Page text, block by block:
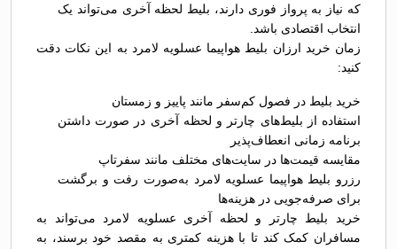
که نیاز به پرواز فوری دارند، بلیط لحظه آخری می‌تواند یک
انتخاب اقتصادی باشد.
زمان خرید ارزان بلیط هواپیما عسلویه لامرد به این نکات دقت
کنید:
خرید بلیط در فصول کم‌سفر مانند پاییز و زمستان
استفاده از بلیط‌های چارتر و لحظه آخری در صورت داشتن
برنامه زمانی انعطاف‌پذیر
مقایسه قیمت‌ها در سایت‌های مختلف مانند سفرتاپ
رزرو بلیط هواپیما عسلویه لامرد به‌صورت رفت و برگشت
برای صرفه‌جویی در هزینه‌ها
خرید بلیط چارتر و لحظه آخری عسلویه لامرد می‌تواند به
مسافران کمک کند تا با هزینه کمتری به مقصد خود برسند، به